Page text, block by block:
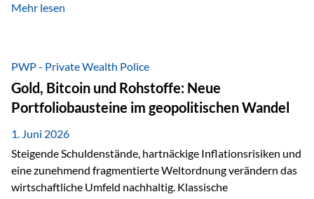
finanzielle Stabilität des Landes sowie das Vertrauen
trotz Herausforderungen Die weltwirtschaftlichen
Rahmenbedingungen bleiben anspruchsvoll. Geopolitische
Unsicherheiten, eine verhaltene Investitionstätigkeit und
eine schwächere Nachfrage in wichtigen Exportmärkten
beeinflussen auch die liechtensteinische Wirtschaft.
Dennoch sieht…
Mehr lesen
PWP - Private Wealth Police
Gold, Bitcoin und Rohstoffe: Neue
Portfoliobausteine im geopolitischen Wandel
1. Juni 2026
Steigende Schuldenstände, hartnäckige Inflationsrisiken und
eine zunehmend fragmentierte Weltordnung verändern das
wirtschaftliche Umfeld nachhaltig. Klassische